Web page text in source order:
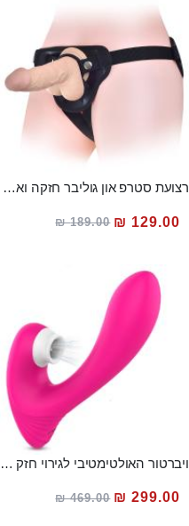
רצועת סטרפ און גוליבר חזקה ואמינה ,מתאימה לשני בני הזוג ולמגוון רחב של הדילדואים
189.00 ₪
מחיר
מבצע
129.00 ₪
ויברטור האולטימטיבי לגירוי חזק של נקודת ה-ג ולשאיבה מטריפת חושים של הדגדגן VENUS
469.00 ₪
מחיר
מבצע
299.00 ₪